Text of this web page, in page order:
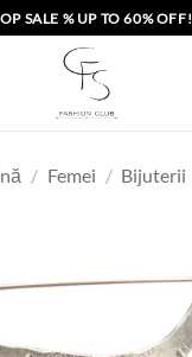
SALE % UP TO 60% OFF!
/ Femei / Bijuterii